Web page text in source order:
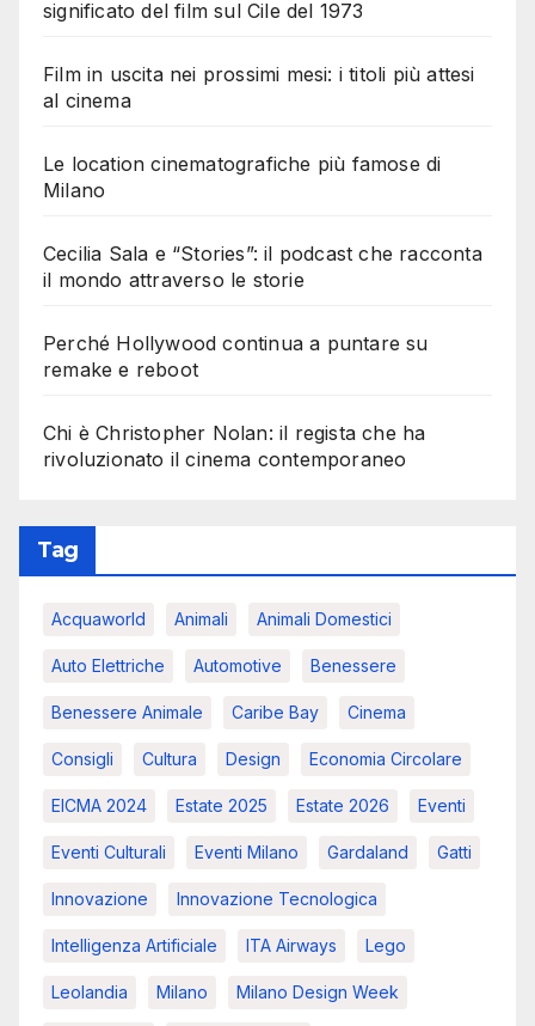
significato del film sul Cile del 1973
Film in uscita nei prossimi mesi: i titoli più attesi
al cinema
Le location cinematografiche più famose di
Milano
Cecilia Sala e “Stories”: il podcast che racconta
il mondo attraverso le storie
Perché Hollywood continua a puntare su
remake e reboot
Chi è Christopher Nolan: il regista che ha
rivoluzionato il cinema contemporaneo
Tag
Acquaworld Animali Animali Domestici
Auto Elettriche Automotive Benessere
Benessere Animale Caribe Bay Cinema
Consigli Cultura Design Economia Circolare
EICMA 2024 Estate 2025 Estate 2026 Eventi
Eventi Culturali Eventi Milano Gardaland Gatti
Innovazione Innovazione Tecnologica
Intelligenza Artificiale ITA Airways Lego
Leolandia Milano Milano Design Week